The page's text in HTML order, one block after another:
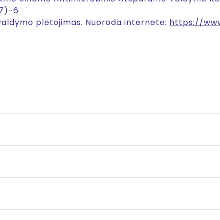
6
plėtojimas. Nuoroda internete: https://